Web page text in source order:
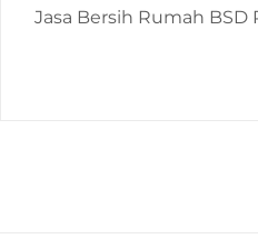
Jasa Bersih Rumah BSD